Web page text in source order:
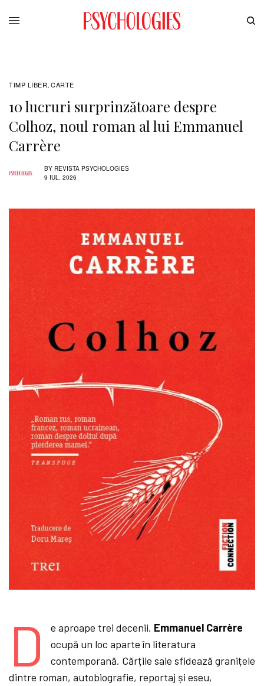
TIMP LIBER , CARTE
10 lucruri surprinzătoare despre
Colhoz, noul roman al lui Emmanuel
Carrère
BY REVISTA PSYCHOLOGIES
9 IUL. 2026
D e aproape trei decenii, Emmanuel Carrère
ocupă un loc aparte în literatura
contemporană. Cărțile sale sfidează granițele
dintre roman, autobiografie, reportaj și eseu,